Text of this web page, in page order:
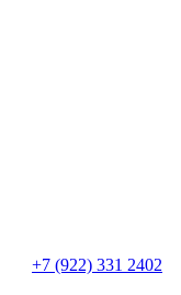
+7 (922) 331 2402